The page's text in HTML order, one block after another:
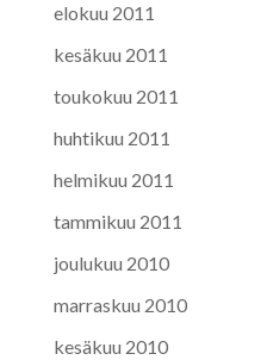
elokuu 2011
kesäkuu 2011
toukokuu 2011
huhtikuu 2011
helmikuu 2011
tammikuu 2011
joulukuu 2010
marraskuu 2010
kesäkuu 2010